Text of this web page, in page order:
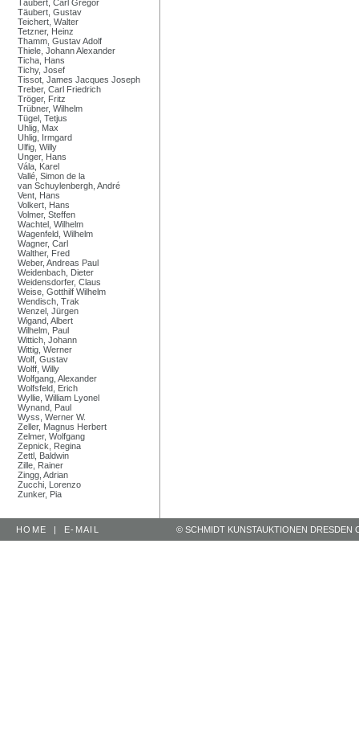
Täubert, Carl Gregor
Täubert, Gustav
Teichert, Walter
Tetzner, Heinz
Thamm, Gustav Adolf
Thiele, Johann Alexander
Ticha, Hans
Tichy, Josef
Tissot, James Jacques Joseph
Treber, Carl Friedrich
Tröger, Fritz
Trübner, Wilhelm
Tügel, Tetjus
Uhlig, Max
Uhlig, Irmgard
Ulfig, Willy
Unger, Hans
Vála, Karel
Vallé, Simon de la
van Schuylenbergh, André
Vent, Hans
Volkert, Hans
Volmer, Steffen
Wachtel, Wilhelm
Wagenfeld, Wilhelm
Wagner, Carl
Walther, Fred
Weber, Andreas Paul
Weidenbach, Dieter
Weidensdorfer, Claus
Weise, Gotthilf Wilhelm
Wendisch, Trak
Wenzel, Jürgen
Wigand, Albert
Wilhelm, Paul
Wittich, Johann
Wittig, Werner
Wolf, Gustav
Wolff, Willy
Wolfgang, Alexander
Wolfsfeld, Erich
Wyllie, William Lyonel
Wynand, Paul
Wyss, Werner W.
Zeller, Magnus Herbert
Zelmer, Wolfgang
Zepnick, Regina
Zettl, Baldwin
Zille, Rainer
Zingg, Adrian
Zucchi, Lorenzo
Zunker, Pia
HOME | E-MAIL © SCHMIDT KUNSTAUKTIONEN DRESDEN